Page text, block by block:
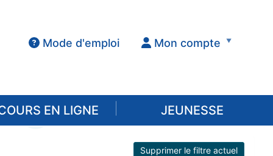
Mode d'emploi Mon compte
EN LIGNE JEUNESSE
Supprimer le filtre actuel